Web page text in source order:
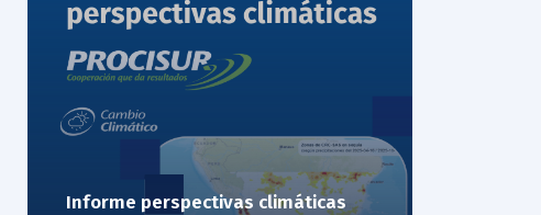
Informe perspectivas climáticas